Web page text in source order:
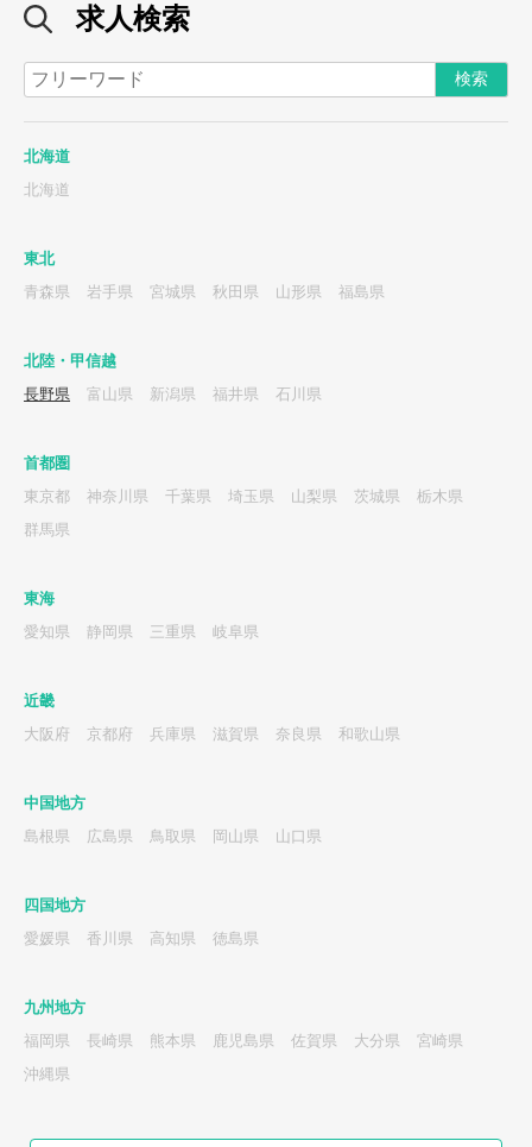
求人検索
北海道
北海道
東北
青森県
岩手県 宮城県 秋田県 山形県 福島県
北陸・甲信越
長野県
富山県 新潟県 福井県 石川県
首都圏
東京都
神奈川県 千葉県 埼玉県 山梨県 茨城県
栃木県
群馬県
東海
愛知県
静岡県 三重県 岐阜県
近畿
大阪府
京都府 兵庫県 滋賀県 奈良県 和歌山県
中国地方
島根県
広島県 鳥取県 岡山県 山口県
四国地方
愛媛県
香川県 高知県 徳島県
九州地方
福岡県
長崎県 熊本県 鹿児島県 佐賀県 大分県
宮崎県
沖縄県